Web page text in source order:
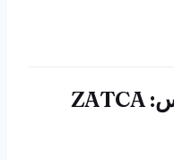
التزامات ما بعد التأسيس: ZATCA